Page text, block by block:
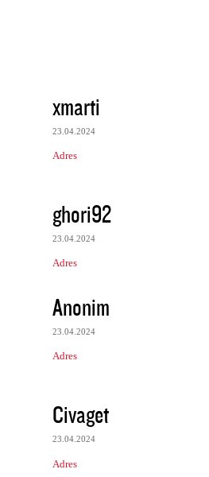
xmarti
23.04.2024
Adres
ghori92
23.04.2024
Adres
Anonim
23.04.2024
Adres
Civaget
23.04.2024
Adres